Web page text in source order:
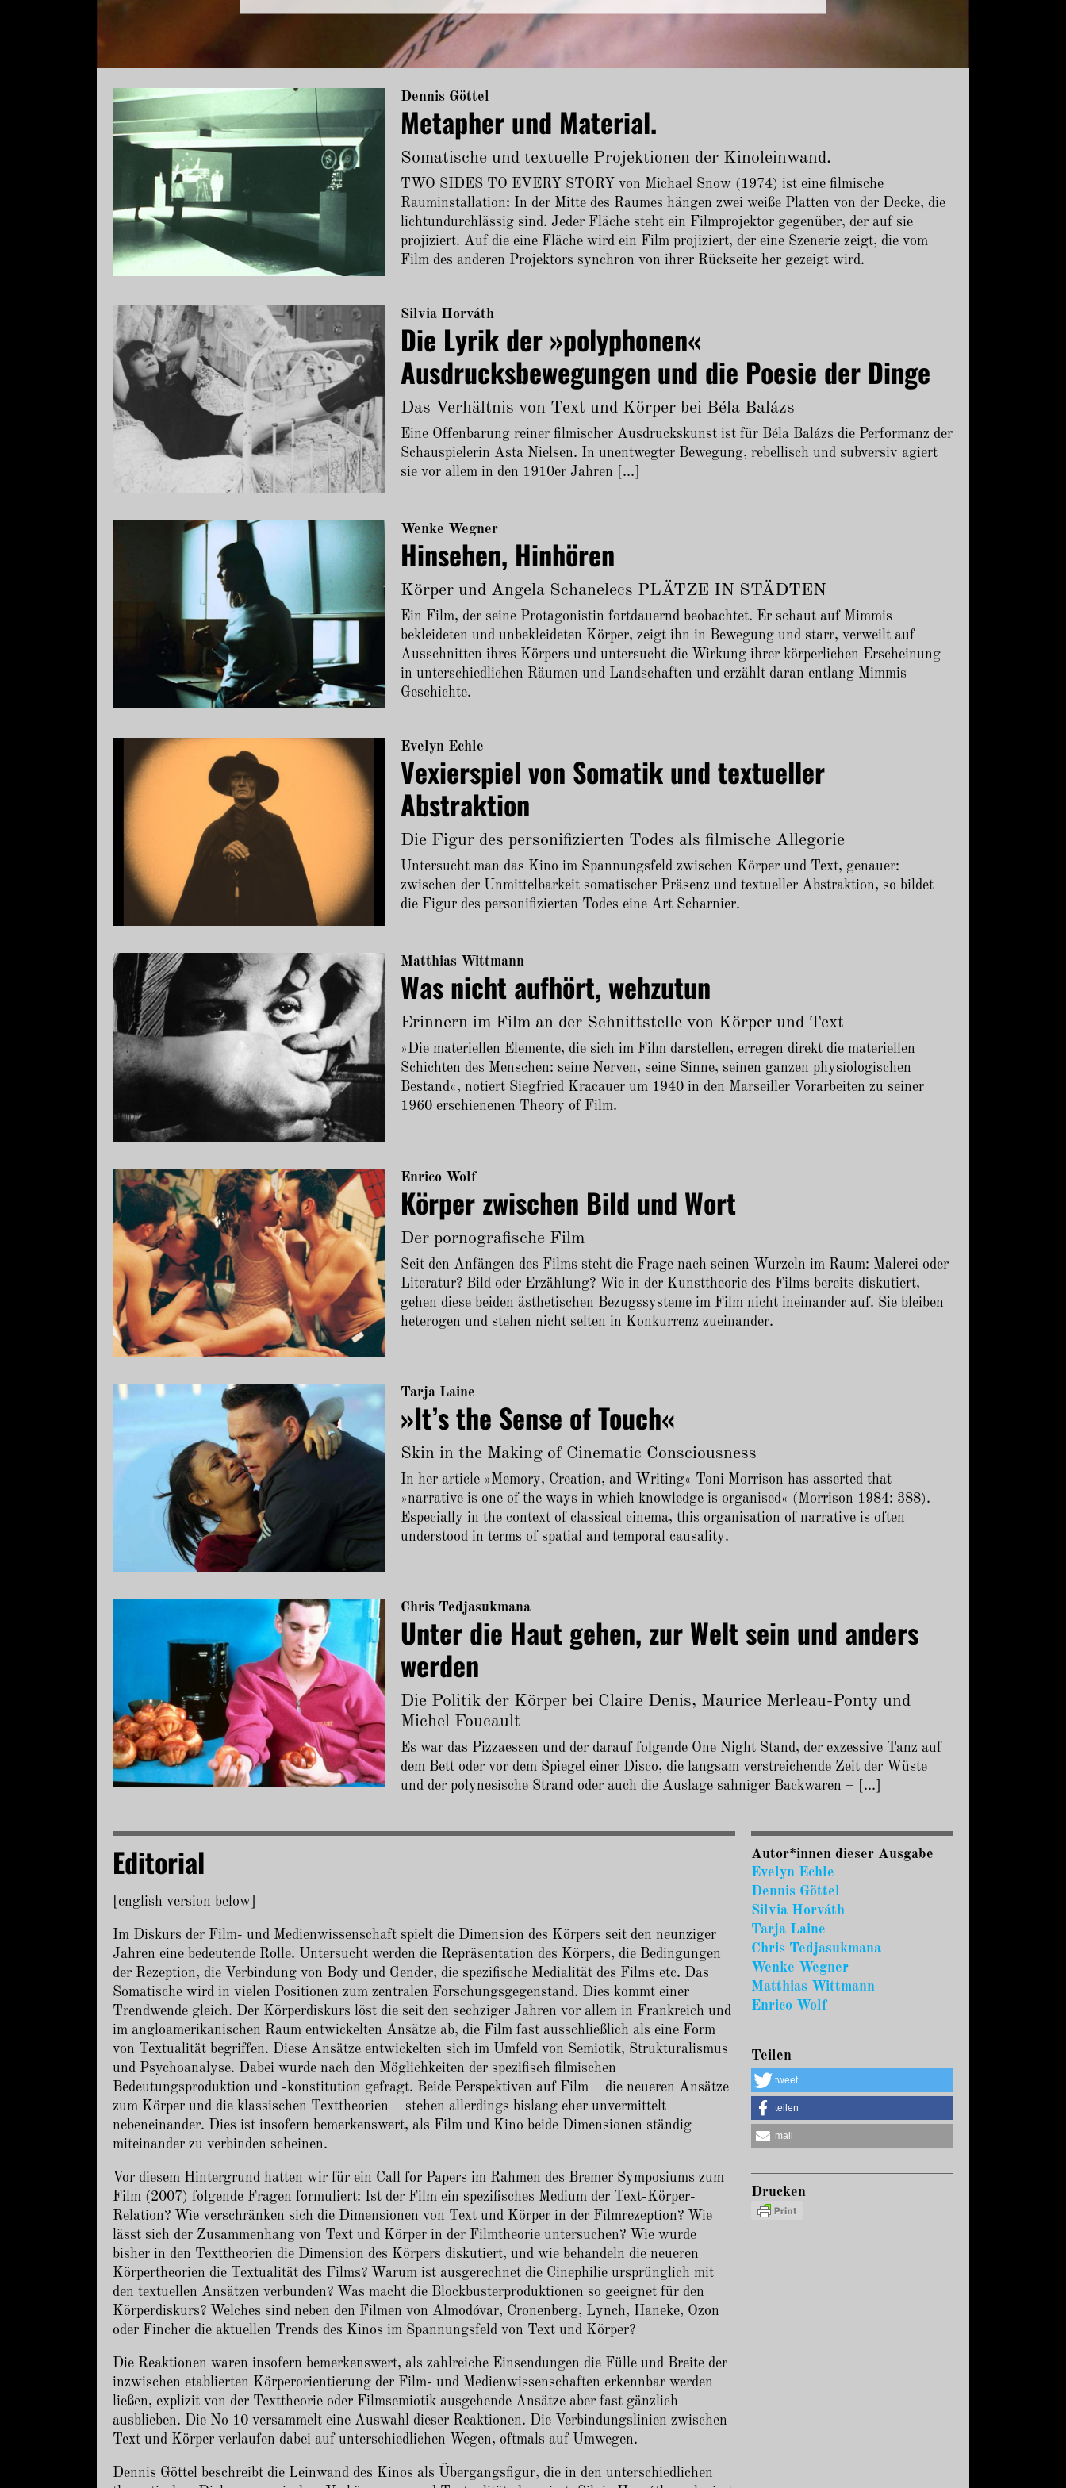
Dennis Göttel
Metapher und Material.
Somatische und textuelle Projektionen der Kinoleinwand.
TWO SIDES TO EVERY STORY von Michael Snow (1974) ist eine filmische
Rauminstallation: In der Mitte des Raumes hängen zwei weiße Platten von der Decke, die
lichtundurchlässig sind. Jeder Fläche steht ein Filmprojektor gegenüber, der auf sie
projiziert. Auf die eine Fläche wird ein Film projiziert, der eine Szenerie zeigt, die vom
Film des anderen Projektors synchron von ihrer Rückseite her gezeigt wird.
Silvia Horváth
Die Lyrik der »polyphonen«
Ausdrucksbewegungen und die Poesie der Dinge
Das Verhältnis von Text und Körper bei Béla Balázs
Eine Offenbarung reiner filmischer Ausdruckskunst ist für Béla Balázs die Performanz der
Schauspielerin Asta Nielsen. In unentwegter Bewegung, rebellisch und subversiv agiert
sie vor allem in den 1910er Jahren [...]
Wenke Wegner
Hinsehen, Hinhören
Körper und Angela Schanelecs PLÄTZE IN STÄDTEN
Ein Film, der seine Protagonistin fortdauernd beobachtet. Er schaut auf Mimmis
bekleideten und unbekleideten Körper, zeigt ihn in Bewegung und starr, verweilt auf
Ausschnitten ihres Körpers und untersucht die Wirkung ihrer körperlichen Erscheinung
in unterschiedlichen Räumen und Landschaften und erzählt daran entlang Mimmis
Geschichte.
Evelyn Echle
Vexierspiel von Somatik und textueller
Abstraktion
Die Figur des personifizierten Todes als filmische Allegorie
Untersucht man das Kino im Spannungsfeld zwischen Körper und Text, genauer:
zwischen der Unmittelbarkeit somatischer Präsenz und textueller Abstraktion, so bildet
die Figur des personifizierten Todes eine Art Scharnier.
Matthias Wittmann
Was nicht aufhört, wehzutun
Erinnern im Film an der Schnittstelle von Körper und Text
»Die materiellen Elemente, die sich im Film darstellen, erregen direkt die materiellen
Schichten des Menschen: seine Nerven, seine Sinne, seinen ganzen physiologischen
Bestand«, notiert Siegfried Kracauer um 1940 in den Marseiller Vorarbeiten zu seiner
1960 erschienenen Theory of Film.
Enrico Wolf
Körper zwischen Bild und Wort
Der pornografische Film
Seit den Anfängen des Films steht die Frage nach seinen Wurzeln im Raum: Malerei oder
Literatur? Bild oder Erzählung? Wie in der Kunsttheorie des Films bereits diskutiert,
gehen diese beiden ästhetischen Bezugssysteme im Film nicht ineinander auf. Sie bleiben
heterogen und stehen nicht selten in Konkurrenz zueinander.
Tarja Laine
»It’s the Sense of Touch«
Skin in the Making of Cinematic Consciousness
In her article »Memory, Creation, and Writing« Toni Morrison has asserted that
»narrative is one of the ways in which knowledge is organised« (Morrison 1984: 388).
Especially in the context of classical cinema, this organisation of narrative is often
understood in terms of spatial and temporal causality.
Chris Tedjasukmana
Unter die Haut gehen, zur Welt sein und anders
werden
Die Politik der Körper bei Claire Denis, Maurice Merleau-Ponty und
Michel Foucault
Es war das Pizzaessen und der darauf folgende One Night Stand, der exzessive Tanz auf
dem Bett oder vor dem Spiegel einer Disco, die langsam verstreichende Zeit der Wüste
und der polynesische Strand oder auch die Auslage sahniger Backwaren – [...]
Zurück zu den Texten
Editorial
[english version below]
Im Diskurs der Film- und Medienwissenschaft spielt die Dimension des Körpers seit den neunziger
Jahren eine bedeutende Rolle. Untersucht werden die Repräsentation des Körpers, die Bedingungen
der Rezeption, die Verbindung von Body und Gender, die spezifische Medialität des Films etc. Das
Somatische wird in vielen Positionen zum zentralen Forschungsgegenstand. Dies kommt einer
Trendwende gleich. Der Körperdiskurs löst die seit den sechziger Jahren vor allem in Frankreich und
im angloamerikanischen Raum entwickelten Ansätze ab, die Film fast ausschließlich als eine Form
von Textualität begriffen. Diese Ansätze entwickelten sich im Umfeld von Semiotik, Strukturalismus
und Psychoanalyse. Dabei wurde nach den Möglichkeiten der spezifisch filmischen
Bedeutungsproduktion und -konstitution gefragt. Beide Perspektiven auf Film – die neueren Ansätze
zum Körper und die klassischen Texttheorien – stehen allerdings bislang eher unvermittelt
nebeneinander. Dies ist insofern bemerkenswert, als Film und Kino beide Dimensionen ständig
miteinander zu verbinden scheinen.
Vor diesem Hintergrund hatten wir für ein Call for Papers im Rahmen des Bremer Symposiums zum
Film (2007) folgende Fragen formuliert: Ist der Film ein spezifisches Medium der Text-Körper-
Relation? Wie verschränken sich die Dimensionen von Text und Körper in der Filmrezeption? Wie
lässt sich der Zusammenhang von Text und Körper in der Filmtheorie untersuchen? Wie wurde
bisher in den Texttheorien die Dimension des Körpers diskutiert, und wie behandeln die neueren
Körpertheorien die Textualität des Films? Warum ist ausgerechnet die Cinephilie ursprünglich mit
den textuellen Ansätzen verbunden? Was macht die Blockbusterproduktionen so geeignet für den
Körperdiskurs? Welches sind neben den Filmen von Almodóvar, Cronenberg, Lynch, Haneke, Ozon
oder Fincher die aktuellen Trends des Kinos im Spannungsfeld von Text und Körper?
Die Reaktionen waren insofern bemerkenswert, als zahlreiche Einsendungen die Fülle und Breite der
inzwischen etablierten Körperorientierung der Film- und Medienwissenschaften erkennbar werden
ließen, explizit von der Texttheorie oder Filmsemiotik ausgehende Ansätze aber fast gänzlich
ausblieben. Die No 10 versammelt eine Auswahl dieser Reaktionen. Die Verbindungslinien zwischen
Text und Körper verlaufen dabei auf unterschiedlichen Wegen, oftmals auf Umwegen.
Dennis Göttel beschreibt die Leinwand des Kinos als Übergangsfigur, die in den unterschiedlichen
Autor*innen dieser Ausgabe
Evelyn Echle
Dennis Göttel
Silvia Horváth
Tarja Laine
Chris Tedjasukmana
Wenke Wegner
Matthias Wittmann
Enrico Wolf
Teilen
tweet
teilen
mail
Drucken